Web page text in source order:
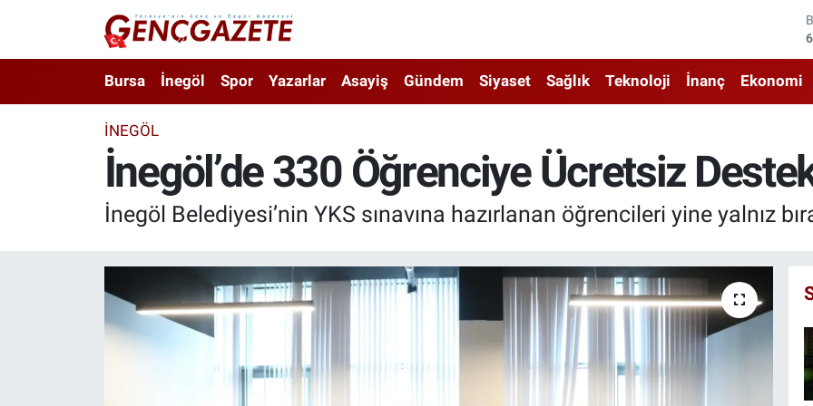
Bursa İnegöl Spor Yazarlar Asayiş Gündem Siyaset Sağlık Teknoloji İnanç Ekonomi
İNEGÖL
İnegöl’de 330 Öğrenciye Ücretsiz
İnegöl Belediyesi’nin YKS sınavına hazırlanan öğrencileri yine yalnız
3.SAYFA
Ekonomi
Nöbetçi Eczaneler
Trafik Durumu
Süper Lig Puan Durumu ve Fikstür
Son Dakika Haberleri
Haber Arşivi